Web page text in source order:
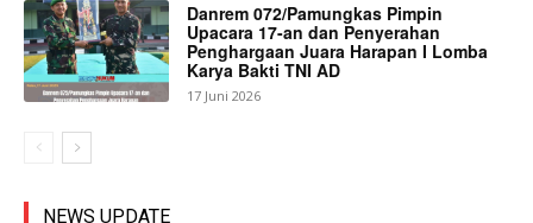
Danrem 072/Pamungkas Pimpin
Upacara 17-an dan Penyerahan
Penghargaan Juara Harapan I Lomba
Karya Bakti TNI AD
17 Juni 2026
NEWS UPDATE